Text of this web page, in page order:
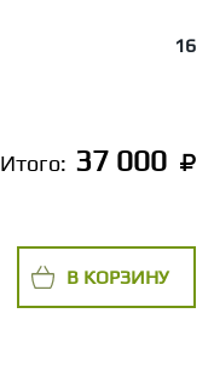
16
Итого: 37 000
В КОРЗИНУ